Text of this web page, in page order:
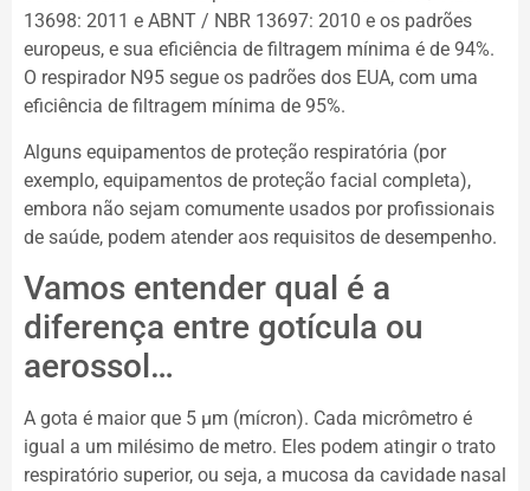
13698: 2011 e ABNT / NBR 13697: 2010 e os padrões
europeus, e sua eficiência de filtragem mínima é de 94%.
O respirador N95 segue os padrões dos EUA, com uma
eficiência de filtragem mínima de 95%.
Alguns equipamentos de proteção respiratória (por
exemplo, equipamentos de proteção facial completa),
embora não sejam comumente usados ​​por profissionais
de saúde, podem atender aos requisitos de desempenho.
Vamos entender qual é a
diferença entre gotícula ou
aerossol…
A gota é maior que 5 µm (mícron). Cada micrômetro é
igual a um milésimo de metro. Eles podem atingir o trato
respiratório superior, ou seja, a mucosa da cavidade nasal